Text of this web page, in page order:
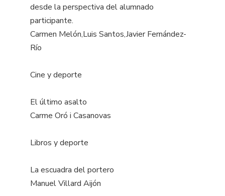
desde la perspectiva del alumnado
participante.
Carmen Melón,Luis Santos,Javier Fernández-
Río
Cine y deporte
El último asalto
Carme Oró i Casanovas
Libros y deporte
La escuadra del portero
Manuel Villard Aijón